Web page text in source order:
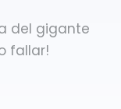
del gigante
fallar!